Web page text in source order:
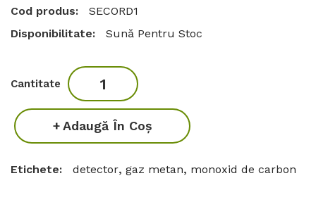
Cod produs:
SECORD1
Disponibilitate:
Sună Pentru Stoc
Cantitate
Adaugă În Coş
Etichete: detector, gaz metan, monoxid de carbon